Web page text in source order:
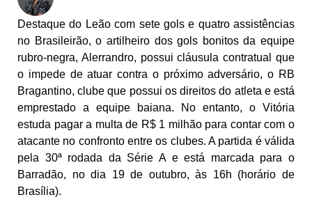
Destaque do Leão com sete gols e quatro assistências
no Brasileirão, o artilheiro dos gols bonitos da equipe
rubro-negra, Alerrandro, possui cláusula contratual que
o impede de atuar contra o próximo adversário, o RB
Bragantino, clube que possui os direitos do atleta e está
emprestado a equipe baiana. No entanto, o Vitória
estuda pagar a multa de R$ 1 milhão para contar com o
atacante no confronto entre os clubes. A partida é válida
pela 30ª rodada da Série A e está marcada para o
Barradão, no dia 19 de outubro, às 16h (horário de
Brasília).